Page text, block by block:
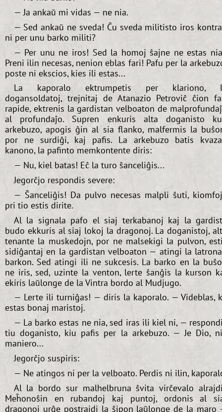
— Ja ankaŭ mi vidas — ne nia.
— Sed ankaŭ ne sveda! Ĉu sveda militisto iros
ni per unu barko militi?
— Per unu ne iros! Sed la homoj ŝajne ne estas
Preni ilin necesas, nenion eblas fari! Pafu per la
poste ni ekscios, kies ili estas...
La kaporalo ektrumpetis per klariono,
dogansoldatoj, trejnitaj de Atanazio Petroviĉ ĉion
rapide, ektrenis la gardistan velboaton de
al profundaĵo. Supren enkuris alta doganisto
arkebuzo, apogis ĝin al sia flanko, malfermis la
por ne surdiĝi, kaj pafis. La arkebuzo batis
kanono, la pafinto memkontente diris:
— Nu, kiel batas! Eĉ la turo ŝanceliĝis...
Jegorĉjo respondis severe:
— Ŝanceliĝis! Da pulvo necesas malpli ŝuti,
pri tio estis dirite.
Al la signala pafo el siaj terkabanoj kaj la
budo ekkuris al siaj lokoj la dragonoj. La doganistoj,
tenante la muskedojn, por ne malsekigi la pulvon,
sidiĝantaj en la gardistan velboaton — atingi la
barkon. Sed atingi ili ne sukcesis. La barko en la
ne iris, sed, uzinte la venton, lerte ŝanĝis la kurson
ekiris laŭlonge de la Vintra bordo al Mudjugo.
— Lerte ili turniĝas! — diris la kaporalo. — Videblas,
estas bonaj maristoj.
— La barko estas ne nia, sed iras ili kiel ni, —
tiu doganisto, kiu pafis per la arkebuzo. — Je Dio,
maniero...
Jegorĉjo suspiris:
— Ne atingos ni per la velboato. Perdis ni ilin,
Al la bordo sur malhelbruna ŝvita virĉevalo
Meĥonoŝin en rubandoj kaj puntoj, ordonis al
dragonoj urĝe postrajdi la ŝipon laŭlonge de la maro